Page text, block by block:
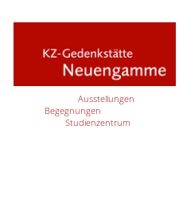
Ausstellungen
Begegnungen
Studienzentrum